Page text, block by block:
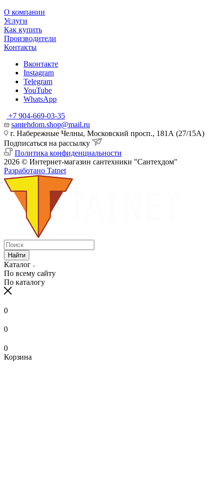
О компании
Услуги
Как купить
Производители
Контакты
Вконтакте
Instagram
Telegram
YouTube
WhatsApp
+7 904-669-03-35
santehdom.shop@mail.ru
г. Набережные Челны, Московский просп., 181А (27/15А)
Подписаться на рассылку
Политика конфиденциальности
2026 © Интернет-магазин сантехники "Сантехдом"
Разработано Tatnet
Найти
Каталог
По всему сайту
По каталогу
0
0
0
Корзина